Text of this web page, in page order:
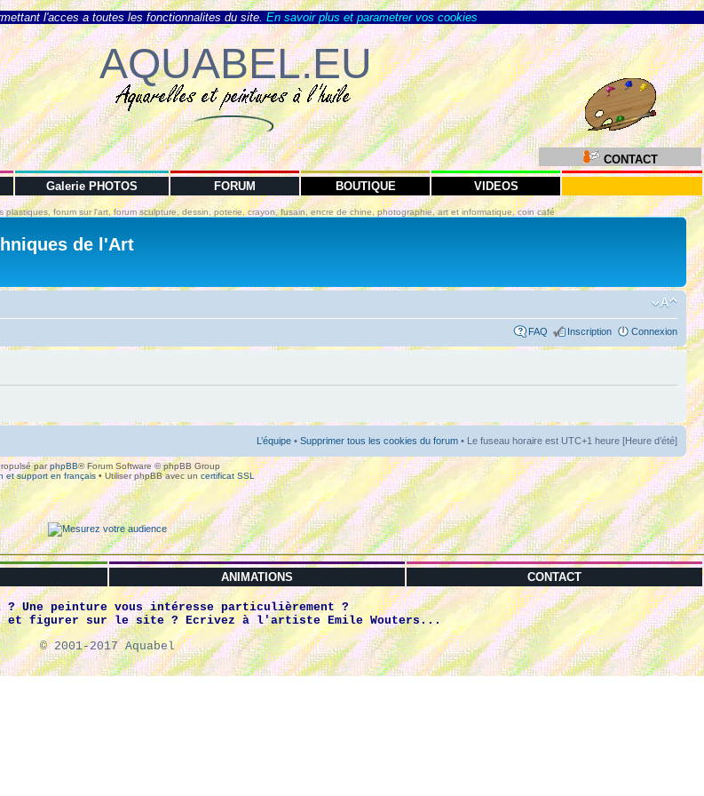
l'acces a toutes les fonctionnalites du site. En savoir plus et parametrer vos cookies
AQUABEL.EU
CONTACT
Galerie PHOTOS FORUM BOUTIQUE VIDEOS
forum sur l'art, forum sculpture, dessin, poterie, crayon, fusain, encre de chine, photographie, art et informatique, coin café
de l'Art
FAQ Inscription Connexion
L’équipe • Supprimer tous les cookies du forum • Le fuseau horaire est UTC+1 heure [Heure d’été]
parphpBB® Forum Software © phpBB Group
et support en français • Utiliser phpBB avec un certificat SSL
ANIMATIONS CONTACT
? Une peinture vous intéresse particulièrement ?
et figurer sur le site ? Ecrivez à l'artiste Emile Wouters...
© 2001-2017 Aquabel